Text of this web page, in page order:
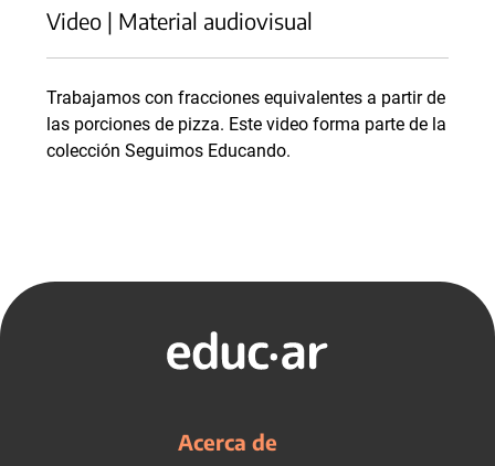
Video | Material audiovisual
Trabajamos con fracciones equivalentes a partir de
las porciones de pizza. Este video forma parte de la
colección Seguimos Educando.
Acerca de